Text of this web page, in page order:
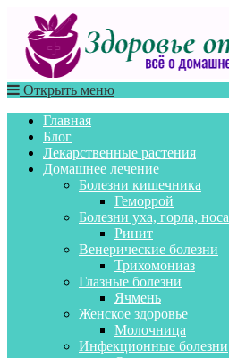
Открыть меню
Главная
Блог
Лекарственные растения
Домашнее лечение
Болезни кишечника
Геморрой
Болезни уха, горла, носа
Ринит
Венерические болезни
Трихомониаз
Глазные болезни
Ячмень
Женское здоровье
Молочница
Инфекционные болезни